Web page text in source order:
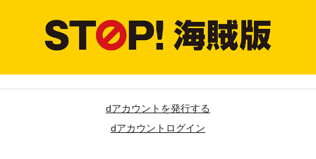
dアカウントを発行する
dアカウントログイン